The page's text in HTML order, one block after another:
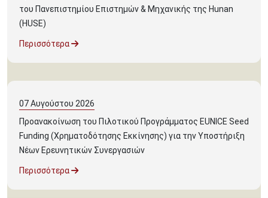
του Πανεπιστημίου Επιστημών & Μηχανικής της Hunan
(HUSE)
Περισσότερα
07Αυγούστου 2026
Προανακοίνωση του Πιλοτικού Προγράμματος EUNICE Seed
Funding (Χρηματοδότησης Εκκίνησης) για την Υποστήριξη
Νέων Ερευνητικών Συνεργασιών
Περισσότερα